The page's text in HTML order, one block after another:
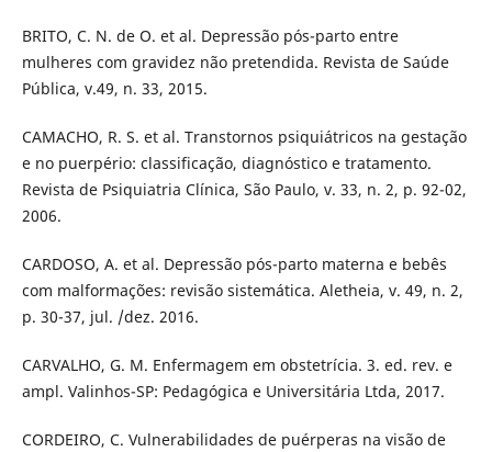
BRITO, C. N. de O. et al. Depressão pós-parto entre
mulheres com gravidez não pretendida. Revista de Saúde
Pública, v.49, n. 33, 2015.
CAMACHO, R. S. et al. Transtornos psiquiátricos na gestação
e no puerpério: classificação, diagnóstico e tratamento.
Revista de Psiquiatria Clínica, São Paulo, v. 33, n. 2, p. 92-02,
2006.
CARDOSO, A. et al. Depressão pós-parto materna e bebês
com malformações: revisão sistemática. Aletheia, v. 49, n. 2,
p. 30-37, jul. /dez. 2016.
CARVALHO, G. M. Enfermagem em obstetrícia. 3. ed. rev. e
ampl. Valinhos-SP: Pedagógica e Universitária Ltda, 2017.
CORDEIRO, C. Vulnerabilidades de puérperas na visão de